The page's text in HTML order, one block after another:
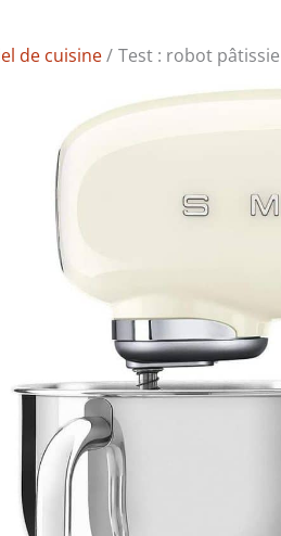
de cuisine Test : robot